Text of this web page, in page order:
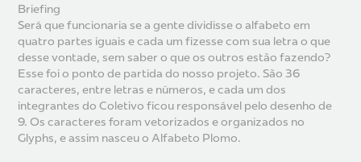
Briefing
Será que funcionaria se a gente dividisse o alfabeto em
quatro partes iguais e cada um fizesse com sua letra o que
desse vontade, sem saber o que os outros estão fazendo?
Esse foi o ponto de partida do nosso projeto. São 36
caracteres, entre letras e números, e cada um dos
integrantes do Coletivo ficou responsável pelo desenho de
9. Os caracteres foram vetorizados e organizados no
Glyphs, e assim nasceu o Alfabeto Plomo.